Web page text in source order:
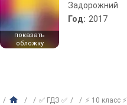
показать
обложку
Задорожний
Год: 2017
✅ ГДЗ ✅ ⚡ 10 класс ⚡